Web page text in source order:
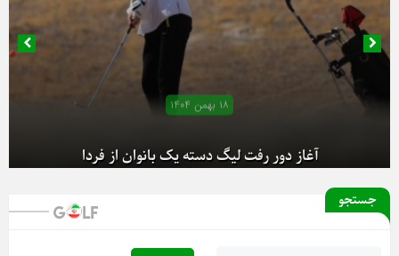
۱۸ بهمن ۱۴۰۴
آغاز دور رفت لیگ دسته یک بانوان از فردا
جستجو